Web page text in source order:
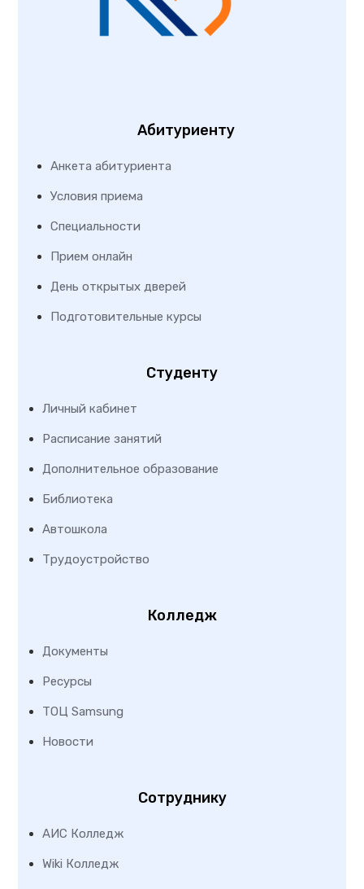
Абитуриенту
Анкета абитуриента
Условия приема
Специальности
Прием онлайн
День открытых дверей
Подготовительные курсы
Студенту
Личный кабинет
Расписание занятий
Дополнительное образование
Библиотека
Автошкола
Трудоустройство
Колледж
Документы
Ресурсы
ТОЦ Samsung
Новости
Сотруднику
АИС Колледж
Wiki Колледж